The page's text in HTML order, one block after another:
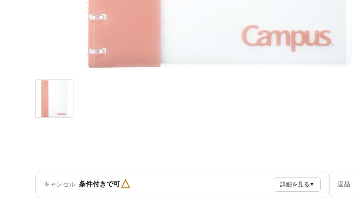
キャンセル 条件付きで可△ 詳細を見る ▼ 返品